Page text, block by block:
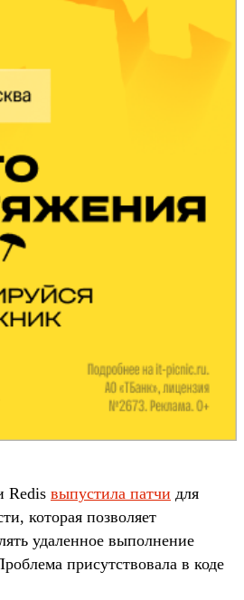
Redis выпустила патчи для
которая позволяет
удаленное выполнение
присутствовала в коде